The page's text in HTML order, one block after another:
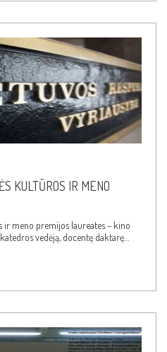
KULTŪROS IR MENO
meno premijos laureates – kino
vedėją, docentę daktarę…